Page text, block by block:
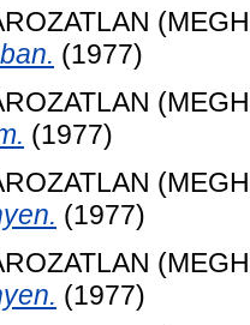
(1977)
(1977)
(1977)
(1977)